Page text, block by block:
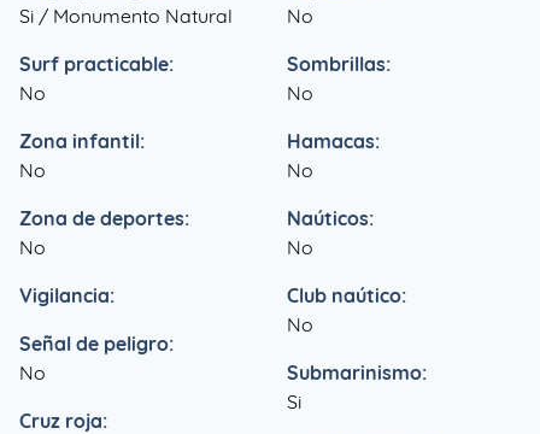
Si / Monumento Natural
Surf practicable:
No
Zona infantil:
No
Zona de deportes:
No
Vigilancia:
Señal de peligro:
No
Cruz roja:
No
Sombrillas:
No
Hamacas:
No
Naúticos:
No
Club naútico:
No
Submarinismo:
Si